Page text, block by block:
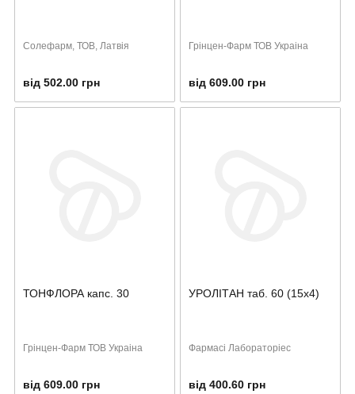
Солефарм, ТОВ, Латвія
від 502.00 грн
Грінцен-Фарм ТОВ Украіна
від 609.00 грн
ТОНФЛОРА капс. 30
Грінцен-Фарм ТОВ Украіна
від 609.00 грн
УРОЛІТАН таб. 60 (15х4)
Фармасі Лабораторіес
від 400.60 грн